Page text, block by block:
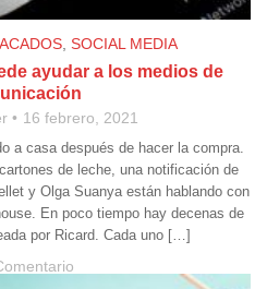
, SOCIAL MEDIA
ayudar a los medios de
16 febrero, 2021
a casa después de hacer la compra.
de leche, una notificación de
y Olga Suanya están hablando con
En poco tiempo hay decenas de
por Ricard. Cada uno […]